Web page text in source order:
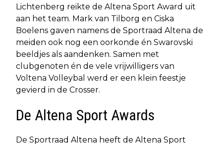
Lichtenberg reikte de Altena Sport Award uit
aan het team. Mark van Tilborg en Ciska
Boelens gaven namens de Sportraad Altena de
meiden ook nog een oorkonde én Swarovski
beeldjes als aandenken. Samen met
clubgenoten én de vele vrijwilligers van
Voltena Volleybal werd er een klein feestje
gevierd in de Crosser.
De Altena Sport Awards
De Sportraad Altena heeft de Altena Sport